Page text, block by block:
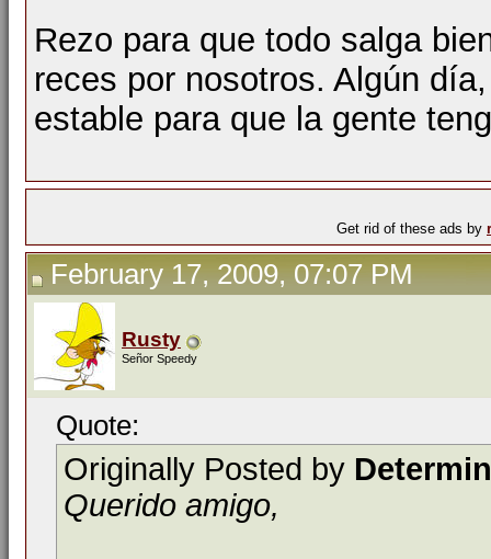
Rezo para que todo salga
reces por nosotros. Algún
estable para que la gente
Get rid of these ads by
February 17, 2009, 07:07 PM
Rusty
Señor Speedy
Quote:
Originally Posted by
Querido amigo,